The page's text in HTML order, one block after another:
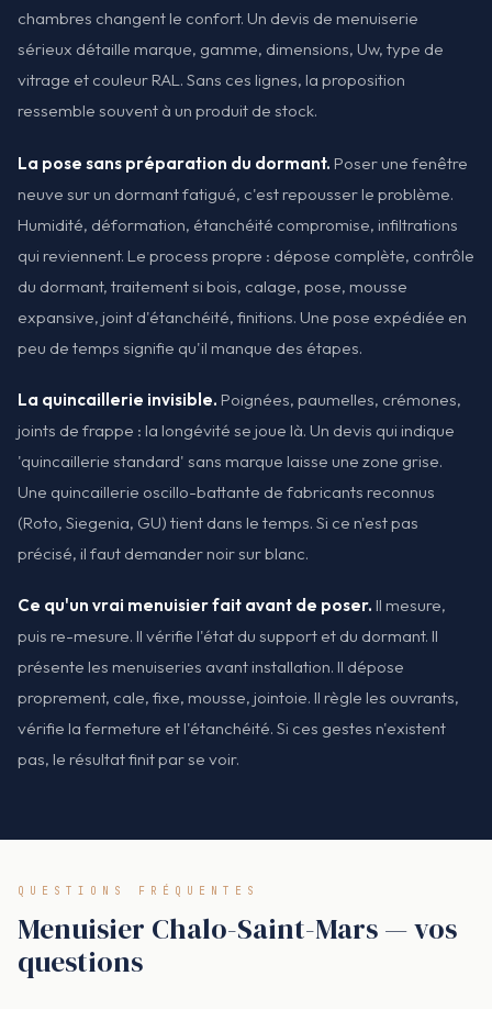
chambres changent le confort. Un devis de menuiserie
sérieux détaille marque, gamme, dimensions, Uw, type de
vitrage et couleur RAL. Sans ces lignes, la proposition
ressemble souvent à un produit de stock.
La pose sans préparation du dormant. Poser une fenêtre
neuve sur un dormant fatigué, c'est repousser le problème.
Humidité, déformation, étanchéité compromise, infiltrations
qui reviennent. Le process propre : dépose complète, contrôle
du dormant, traitement si bois, calage, pose, mousse
expansive, joint d'étanchéité, finitions. Une pose expédiée en
peu de temps signifie qu'il manque des étapes.
La quincaillerie invisible. Poignées, paumelles, crémones,
joints de frappe : la longévité se joue là. Un devis qui indique
'quincaillerie standard' sans marque laisse une zone grise.
Une quincaillerie oscillo-battante de fabricants reconnus
(Roto, Siegenia, GU) tient dans le temps. Si ce n'est pas
précisé, il faut demander noir sur blanc.
Ce qu'un vrai menuisier fait avant de poser. Il mesure,
puis re-mesure. Il vérifie l'état du support et du dormant. Il
présente les menuiseries avant installation. Il dépose
proprement, cale, fixe, mousse, jointoie. Il règle les ouvrants,
vérifie la fermeture et l'étanchéité. Si ces gestes n'existent
pas, le résultat finit par se voir.
QUESTIONS FRÉQUENTES
Menuisier Chalo-Saint-Mars — vos
questions